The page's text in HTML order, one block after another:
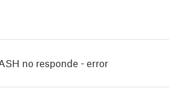
no responde - error